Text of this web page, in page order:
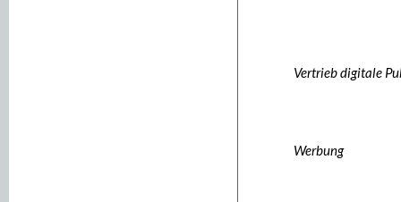
Vertrieb digitale
Werbung